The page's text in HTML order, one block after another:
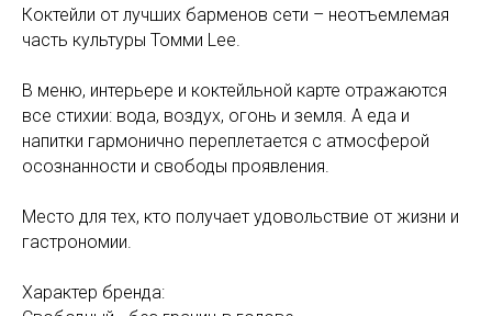
Коктейли от лучших барменов сети – неотъемлемая
часть культуры Томми Lee.
В меню, интерьере и коктейльной карте отражаются
все стихии: вода, воздух, огонь и земля. А еда и
напитки гармонично переплетается с атмосферой
осознанности и свободы проявления.
Место для тех, кто получает удовольствие от жизни и
гастрономии.
Характер бренда: